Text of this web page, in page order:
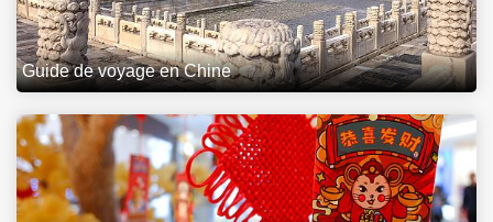
Guide de voyage en Chine